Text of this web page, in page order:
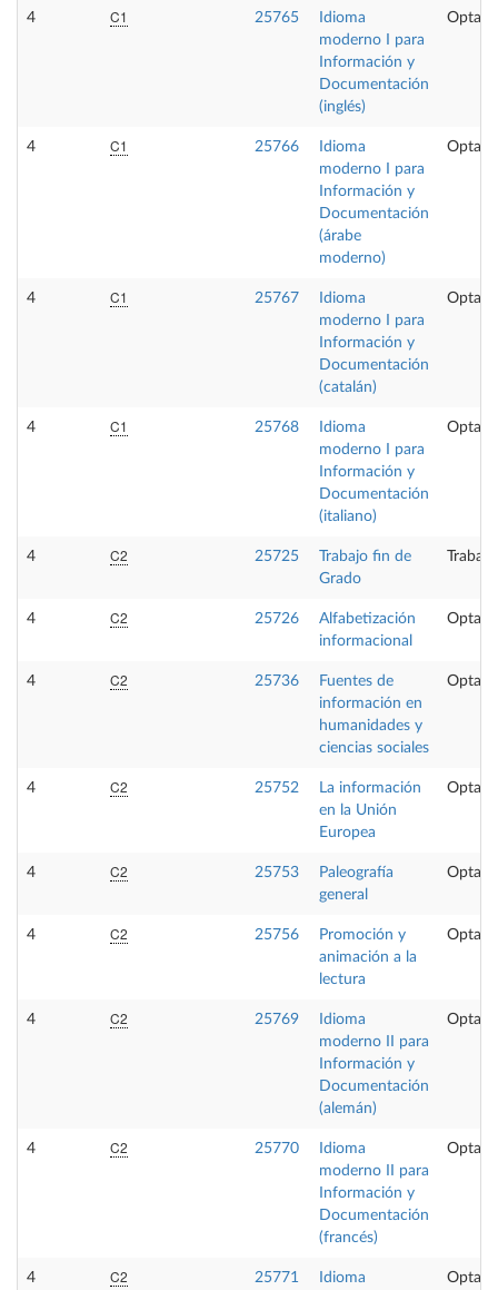
4 C1 25765
Idioma
moderno I para
Información y
Documentación
(inglés)
4 C1 25766
Idioma
moderno I para
Información y
Documentación
(árabe
moderno)
4 C1 25767
Idioma
moderno I para
Información y
Documentación
(catalán)
4 C1 25768
Idioma
moderno I para
Información y
Documentación
(italiano)
4 C2 25725
Trabajo fin de
Grado
4 C2 25726
Alfabetización
informacional
4 C2 25736
Fuentes de
información en
humanidades y
ciencias sociales
4 C2 25752
La información
en la Unión
Europea
4 C2 25753
Paleografía
general
4 C2 25756
Promoción y
animación a la
lectura
4 C2 25769
Idioma
moderno II para
Información y
Documentación
(alemán)
4 C2 25770
Idioma
moderno II para
Información y
Documentación
(francés)
4 C2 25771
Idioma